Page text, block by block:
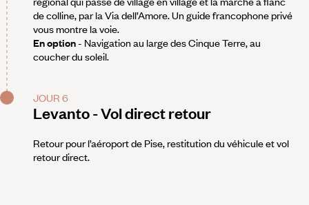
de colline, par la Via dell’Amore. Un guide francophone privé
vous montre la voie.
En option- Navigation au large des Cinque Terre, au
coucher du soleil.
JOUR 6
Levanto - Vol direct retour
Retour pour l’aéroport de Pise, restitution du véhicule et vol
retour direct.